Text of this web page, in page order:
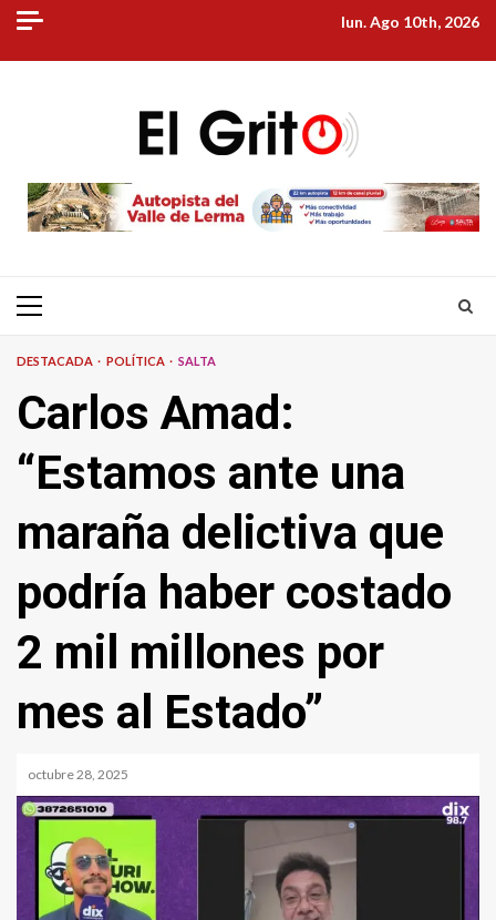
Skip
content
lun. Ago 10th, 2026
Primary
DESTACADA POLÍTICA SALTA
Carlos Amad:
“Estamos ante una
maraña delictiva que
podría haber costado
2 mil millones por
mes al Estado”
octubre 28, 2025